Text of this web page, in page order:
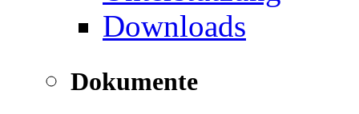
Downloads
Dokumente